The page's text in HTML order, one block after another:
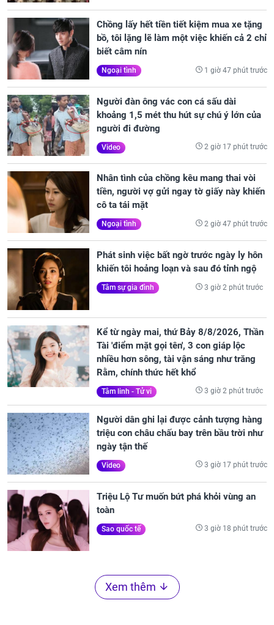
Chồng lấy hết tiền tiết kiệm mua xe tặng
bồ, tôi lặng lẽ làm một việc khiến cả 2 chỉ
biết câm nín
Ngoại tình 1 giờ 47 phút trước
Người đàn ông vác con cá sấu dài
khoảng 1,5 mét thu hút sự chú ý lớn của
người đi đường
Video 2 giờ 17 phút trước
Nhân tình của chồng kêu mang thai vòi
tiền, người vợ gửi ngay tờ giấy này khiến
cô ta tái mặt
Ngoại tình 2 giờ 47 phút trước
Phát sinh việc bất ngờ trước ngày ly hôn
khiến tôi hoảng loạn và sau đó tỉnh ngộ
Tâm sự gia đình 3 giờ 2 phút trước
Kể từ ngày mai, thứ Bảy 8/8/2026, Thần
Tài 'điểm mặt gọi tên', 3 con giáp lộc
nhiều hơn sông, tài vận sáng như trăng
Rằm, chính thức hết khổ
Tâm linh - Tử vi 3 giờ 2 phút trước
Người dân ghi lại được cảnh tượng hàng
triệu con châu chấu bay trên bầu trời như
ngày tận thế
Video 3 giờ 17 phút trước
Triệu Lộ Tư muốn bứt phá khỏi vùng an
toàn
Sao quốc tế 3 giờ 18 phút trước
Xem thêm